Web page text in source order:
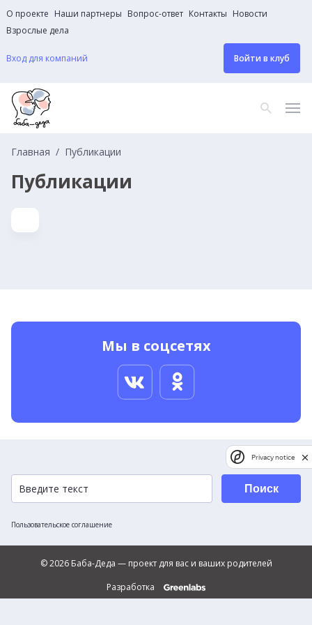
О проекте Наши партнеры Вопрос-ответ Контакты Новости
Взрослые дела
Вход для компаний Войти в клуб
Главная Публикации
Публикации
Мы в соцсетях
Пользовательское соглашение
Поиск
© 2026 Баба-Деда — проект для вас и ваших родителей
Разработка
Privacy notice